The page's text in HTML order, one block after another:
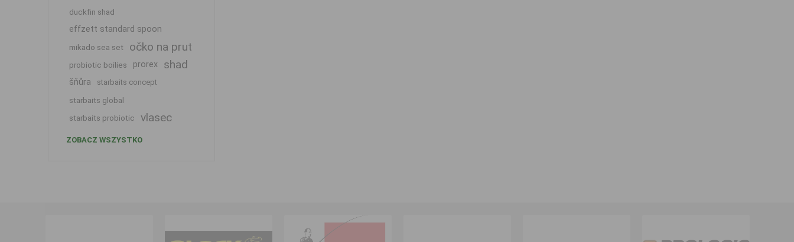
duckfin shad
effzett standard spoon
mikado sea set očko na prut
probiotic boilies prorex shad
šňůra starbaits concept
starbaits global
starbaits probiotic
vlasec
ZOBACZ WSZYSTKO